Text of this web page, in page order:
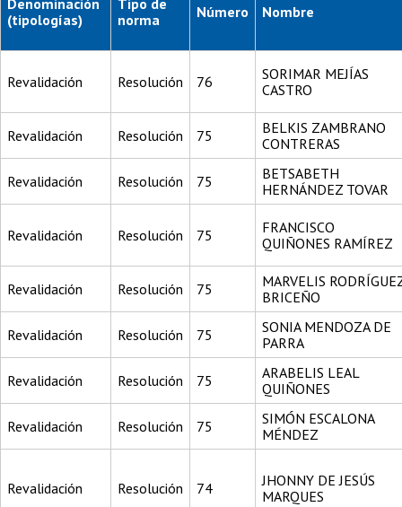
Denominación
(tipologías)
Tipo de
norma
Número Nombre
Revalidación Resolución 76
SORIMAR MEJÍAS
CASTRO
Revalidación Resolución 75
BELKIS ZAMBRANO
CONTRERAS
Revalidación Resolución 75
BETSABETH
HERNÁNDEZ TOVAR
Revalidación Resolución 75
FRANCISCO
QUIÑONES RAMÍREZ
Revalidación Resolución 75
MARVELIS
BRICEÑO
Revalidación Resolución 75
SONIA MENDOZA DE
PARRA
Revalidación Resolución 75
ARABELIS LEAL
QUIÑONES
Revalidación Resolución 75
SIMÓN ESCALONA
MÉNDEZ
Revalidación Resolución 74
JHONNY DE JESÚS
MARQUES